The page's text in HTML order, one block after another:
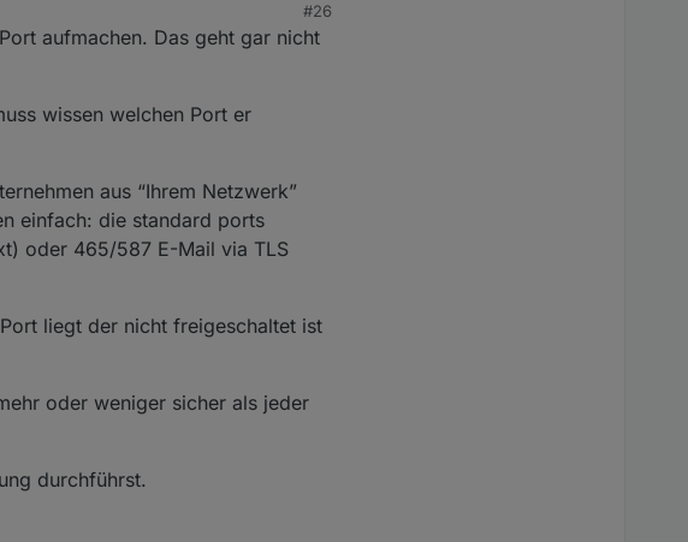
#26
aufmachen. Das geht gar nicht
wissen welchen Port er
aus “Ihrem Netzwerk”
einfach: die standard ports
oder 465/587 E-Mail via TLS
liegt der nicht freigeschaltet ist
oder weniger sicher als jeder
durchführst.